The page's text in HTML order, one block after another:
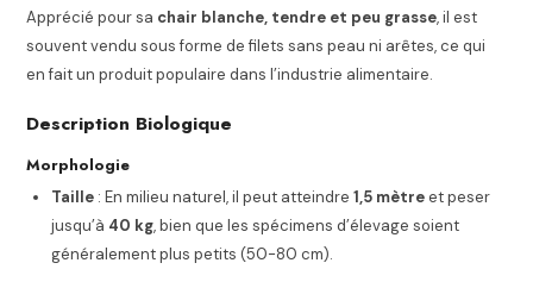
Apprécié pour sa chair blanche, tendre et peu grasse, il est
souvent vendu sous forme de filets sans peau ni arêtes, ce qui
en fait un produit populaire dans l’industrie alimentaire.
Description Biologique
Morphologie
Taille : En milieu naturel, il peut atteindre1,5 mètreet peser
jusqu’à 40 kg, bien que les spécimens d’élevage soient
généralement plus petits (50-80 cm).